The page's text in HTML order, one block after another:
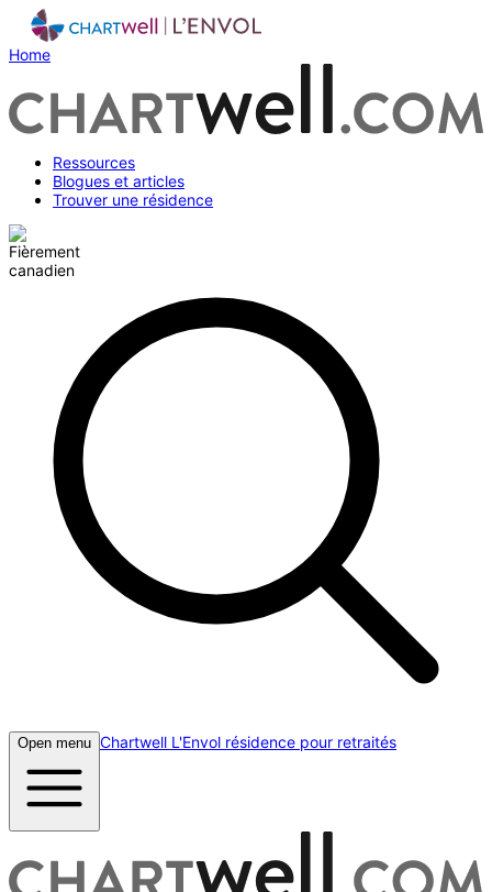
Home
Ressources
Blogues et articles
Trouver une résidence
Open menu Chartwell L'Envol résidence pour retraités